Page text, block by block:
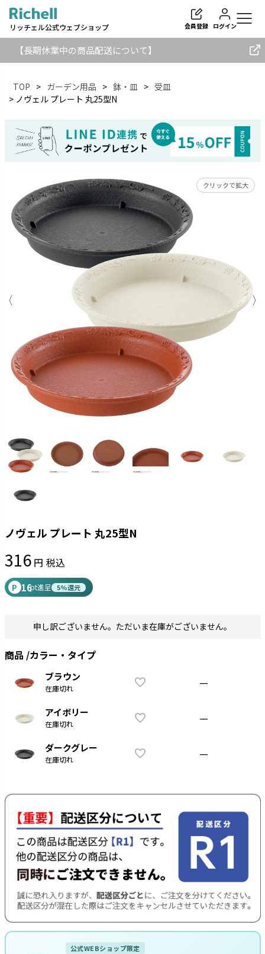
リッチェル公式ウェブショップ 会員登録 ログイン
【長期休業中の商品配送について】
TOP ガーデン用品 鉢・皿
受皿
ノヴェル プレート 丸25型N
クリックで拡大
ノヴェル プレート 丸25型N
316 税込
P 16pt進呈 5%還元
申し訳ございません。ただいま在庫がございません。
商品 カラー・タイプ
ブラウン
在庫切れ —
アイボリー
在庫切れ —
ダークグレー
在庫切れ —
公式WEBショップ限定